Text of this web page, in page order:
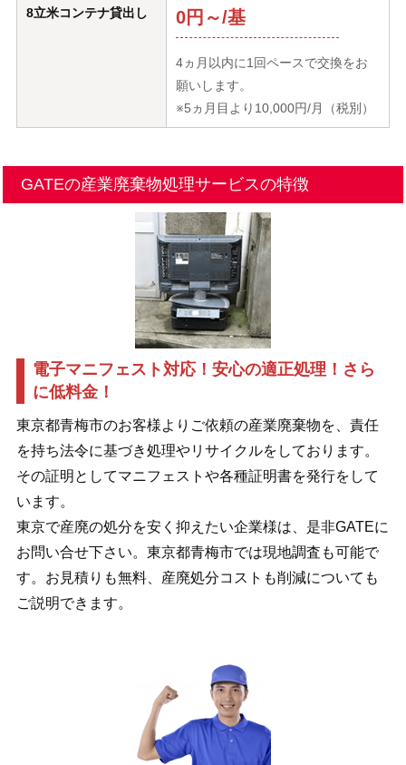
8立米コンテナ貸出し 0円～/基
4ヵ月以内に1回ペースで交換をお
願いします。
※5ヵ月目より10,000円/月（税別）
GATEの産業廃棄物処理サービスの特徴
電子マニフェスト対応！安心の適正処理！さら
に低料金！
東京都青梅市のお客様よりご依頼の産業廃棄物を、責任
を持ち法令に基づき処理やリサイクルをしております。
その証明としてマニフェストや各種証明書を発行をして
います。
東京で産廃の処分を安く抑えたい企業様は、是非GATEに
お問い合せ下さい。東京都青梅市では現地調査も可能で
す。お見積りも無料、産廃処分コストも削減についても
ご説明できます。